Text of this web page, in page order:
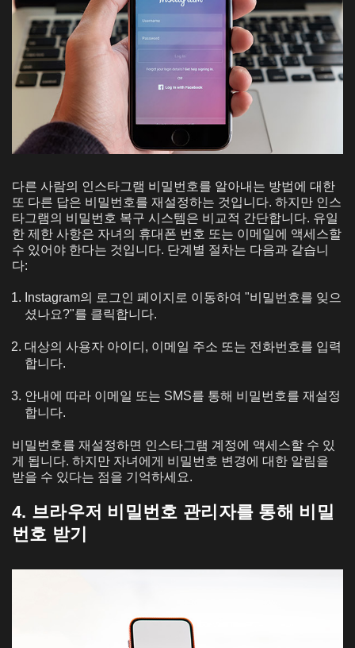
다른 사람의 인스타그램 비밀번호를 알아내는 방법에 대한
또 다른 답은 비밀번호를 재설정하는 것입니다. 하지만 인스
타그램의 비밀번호 복구 시스템은 비교적 간단합니다. 유일
한 제한 사항은 자녀의 휴대폰 번호 또는 이메일에 액세스할
수 있어야 한다는 것입니다. 단계별 절차는 다음과 같습니
다:
Instagram의 로그인 페이지로 이동하여 "비밀번호를 잊으
셨나요?"를 클릭합니다.
대상의 사용자 아이디, 이메일 주소 또는 전화번호를 입력
합니다.
안내에 따라 이메일 또는 SMS를 통해 비밀번호를 재설정
합니다.
비밀번호를 재설정하면 인스타그램 계정에 액세스할 수 있
게 됩니다. 하지만 자녀에게 비밀번호 변경에 대한 알림을
받을 수 있다는 점을 기억하세요.
4. 브라우저 비밀번호 관리자를 통해 비밀
번호 받기